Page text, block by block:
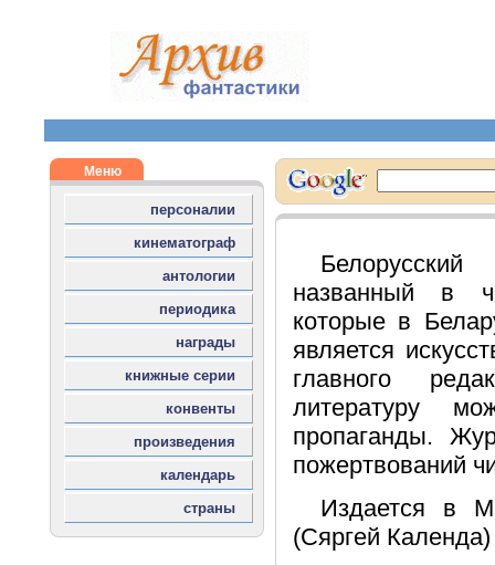
названный в
которые в
является
главного
литературу
пропаганды.
пожертвований
Издается в
(Сяргей Календа)